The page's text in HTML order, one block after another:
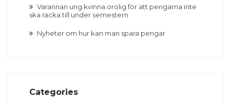
Varannan ung kvinna orolig för att pengarna inte
ska räcka till under semestern
Nyheter om hur kan man spara pengar
Categories